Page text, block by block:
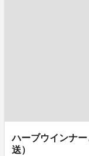
ハーブウインナ
送）